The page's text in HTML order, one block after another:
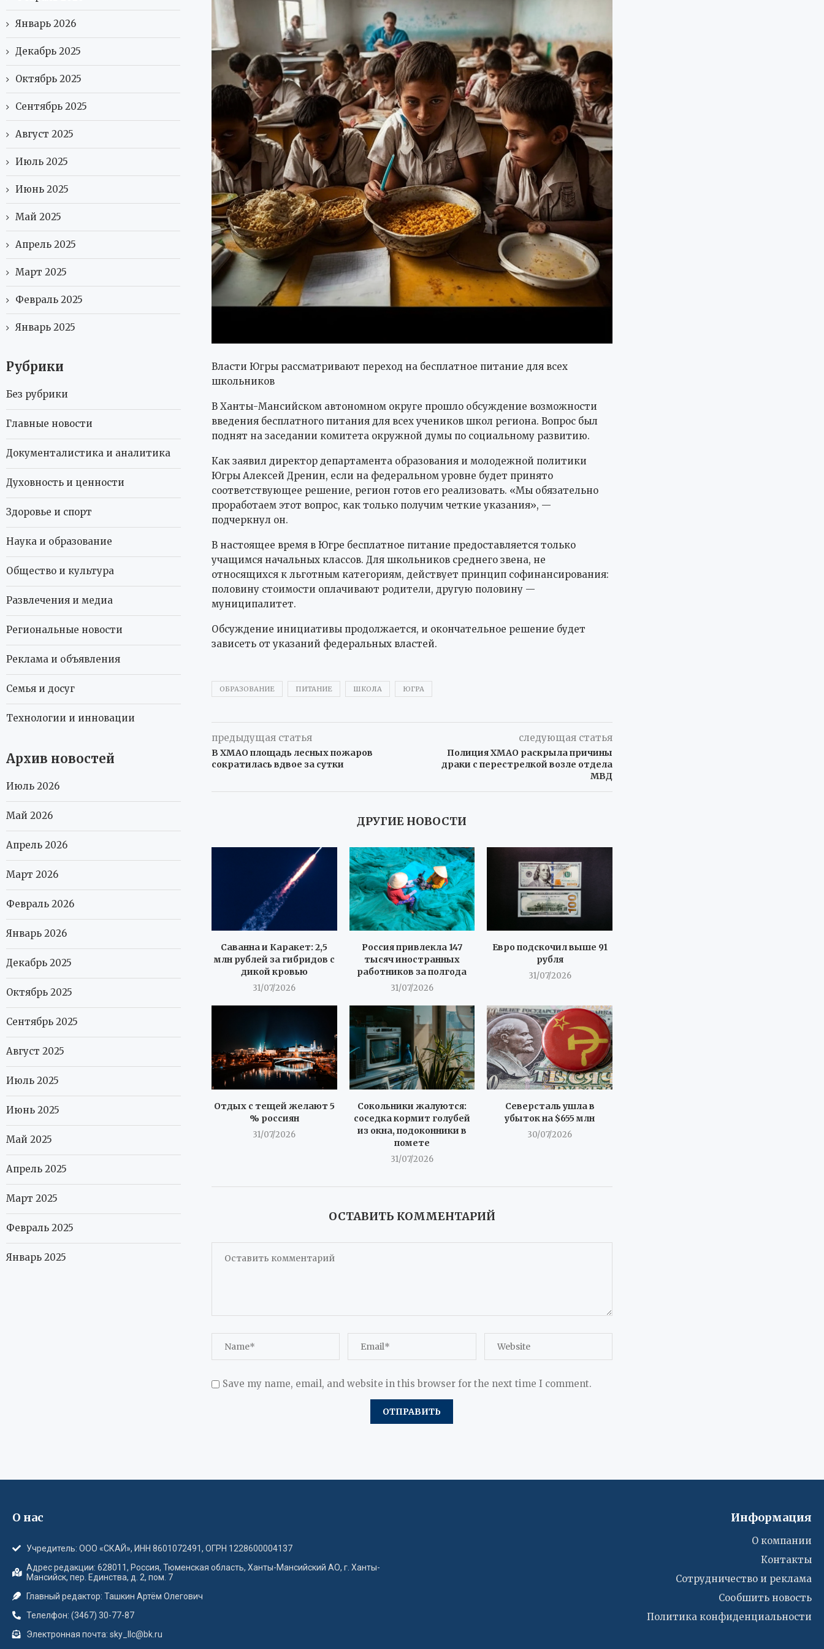
Власти Югры рассматривают переход на бесплатное питание для всех
школьников
В Ханты-Мансийском автономном округе прошло обсуждение возможности
введения бесплатного питания для всех учеников школ региона. Вопрос был
поднят на заседании комитета окружной думы по социальному развитию.
Как заявил директор департамента образования и молодежной политики
Югры Алексей Дренин, если на федеральном уровне будет принято
соответствующее решение, регион готов его реализовать. «Мы обязательно
проработаем этот вопрос, как только получим четкие указания», —
подчеркнул он.
В настоящее время в Югре бесплатное питание предоставляется только
учащимся начальных классов. Для школьников среднего звена, не
относящихся к льготным категориям, действует принцип софинансирования:
половину стоимости оплачивают родители, другую половину —
муниципалитет.
Обсуждение инициативы продолжается, и окончательное решение будет
зависеть от указаний федеральных властей.
ОБРАЗОВАНИЕ ПИТАНИЕ ШКОЛА ЮГРА
предыдущая статья
В ХМАО площадь лесных пожаров
сократилась вдвое за сутки
следующая статья
Полиция ХМАО раскрыла причины
драки с перестрелкой возле отдела
МВД
ДРУГИЕ НОВОСТИ
Саванна и Каракет: 2,5
млн рублей за гибридов с
дикой кровью
31/07/2026
Россия привлекла 147
тысяч иностранных
работников за полгода
31/07/2026
Евро подскочил выше 91
рубля
31/07/2026
Отдых с тещей желают 5
% россиян
31/07/2026
Сокольники жалуются:
соседка кормит голубей
из окна, подоконники в
помете
31/07/2026
Северсталь ушла в
убыток на $655 млн
30/07/2026
ОСТАВИТЬ КОММЕНТАРИЙ
Save my name, email, and website in this browser for the next time I comment.
Январь 2026
Декабрь 2025
Октябрь 2025
Сентябрь 2025
Август 2025
Июль 2025
Июнь 2025
Май 2025
Апрель 2025
Март 2025
Февраль 2025
Январь 2025
Рубрики
Без рубрики
Главные новости
Документалистика и аналитика
Духовность и ценности
Здоровье и спорт
Наука и образование
Общество и культура
Развлечения и медиа
Региональные новости
Реклама и объявления
Семья и досуг
Технологии и инновации
Архив новостей
Июль 2026
Май 2026
Апрель 2026
Март 2026
Февраль 2026
Январь 2026
Декабрь 2025
Октябрь 2025
Сентябрь 2025
Август 2025
Июль 2025
Июнь 2025
Май 2025
Апрель 2025
Март 2025
Февраль 2025
Январь 2025
О нас
Учредитель: ООО «СКАЙ», ИНН 8601072491, ОГРН 1228600004137
Адрес редакции: 628011, Россия, Тюменская область, Ханты-Мансийский АО, г. Ханты-
Мансийск, пер. Единства, д. 2, пом. 7
Главный редактор: Ташкин Артём Олегович
Телелфон: (3467) 30-77-87
Электронная почта: sky_llc@bk.ru
Информация
О компании
Контакты
Сотрудничество и реклама
Сообшить новость
Политика конфиденциальности